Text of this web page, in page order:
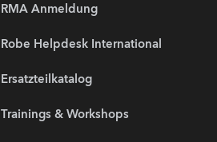
RMA Anmeldung
Robe Helpdesk International
Ersatzteilkatalog
Trainings & Workshops